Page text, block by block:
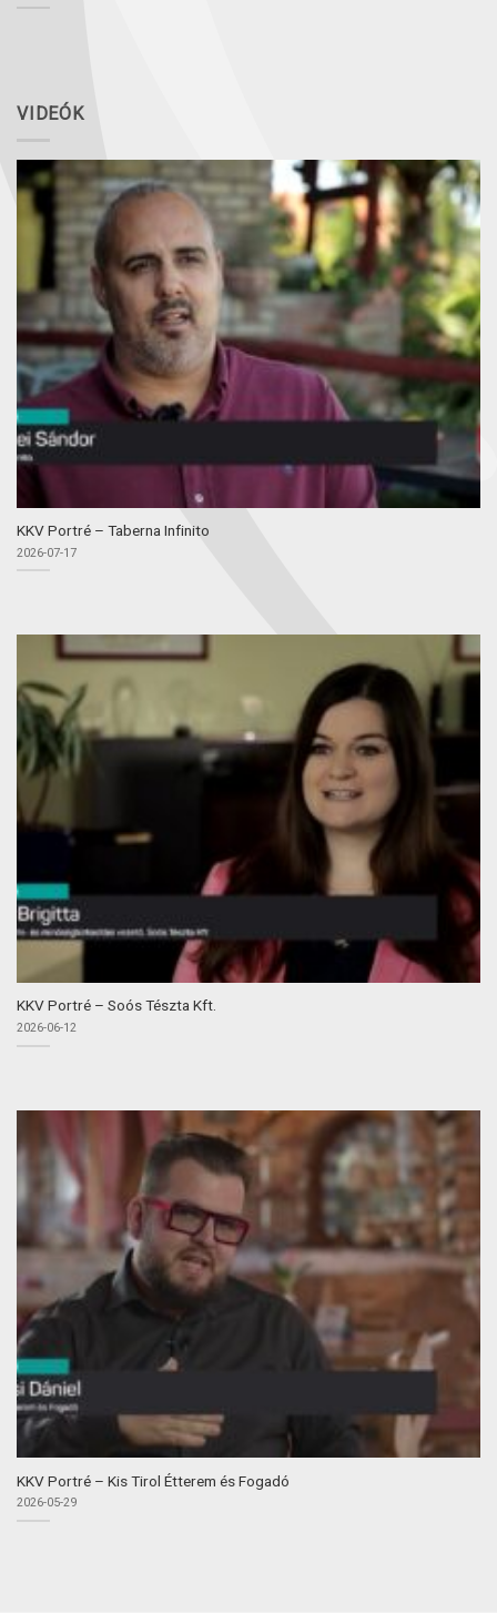
VIDEÓK
KKV Portré – Taberna Infinito
2026-07-17
KKV Portré – Soós Tészta Kft.
2026-06-12
KKV Portré – Kis Tirol Étterem és Fogadó
2026-05-29